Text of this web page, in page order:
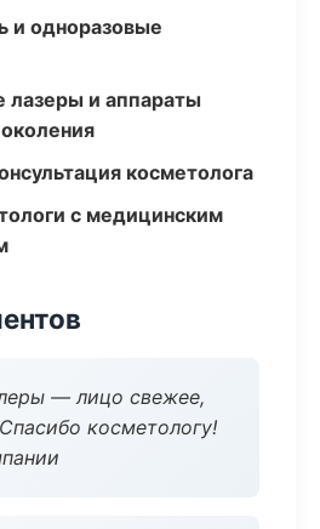
и одноразовые
и аппараты
косметолога
с медицинским
— лицо свежее,
косметологу!